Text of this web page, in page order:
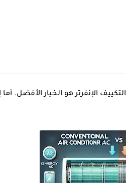
التكييف الإنفرترهو الخيار الأفضل. أما